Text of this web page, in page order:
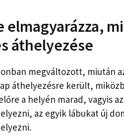
elmagyarázza,
áthelyezése
megváltozott, miután
áthelyezésre került,
a helyén marad, vagyis
az egyik lábukat új